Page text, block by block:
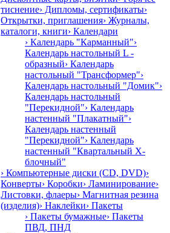
тиснение› Дипломы, сертификаты›
Открытки, приглашения› Журналы,
каталоги, книги› Календари
› Календарь "Карманный"›
Календарь настольный L -
образный› Календарь
настольный "Трансформер"›
Календарь настольный "Домик"›
Календарь настольный
"Перекидной"› Календарь
настенный "Плакатный"›
Календарь настенный
"Перекидной"› Календарь
настенный "Квартальный Х-
блочный"
› Компьютерные диски (CD, DVD)›
Конверты› Коробки› Ламинирование›
Листовки, флаеры› Магнитная резина
(изделия)› Наклейки› Пакеты
› Пакеты бумажные› Пакеты
ПВД, ПНД